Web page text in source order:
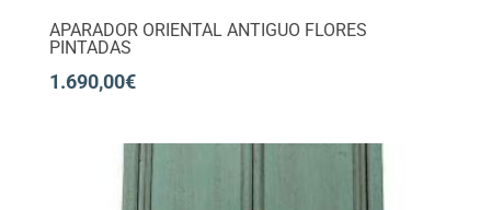
APARADOR ORIENTAL ANTIGUO FLORES
PINTADAS
1.690,00€